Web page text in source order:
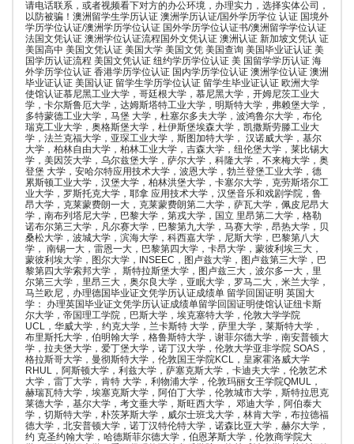
请电话联系，或者视频看下对方的办公环境，办理实力，选择实体公司，
以防被骗！澳洲留学生学历认证 澳洲学历认证/国外学历学位 认证 国境外
学历学位认证/澳洲学历学位认证 国外学历学位认证书/澳洲留学学位认证
法国文凭认证 澳洲学位认证流程国外文凭认证 澳洲认证 新加坡文凭认 证
美国高中 美国文凭认证 美国大学 美国文凭 美国查询 美国毕业证认证 美
国学历认证流程 美国文凭认证 纽约学历学位认证 美 国留学学历认证 海
外学历学位认证 香港学历学位认证 国内学历学位认证 澳洲学位认证 澳洲
毕业证认证 美国认证 留学生学历学位认证 留学生毕业证认证 欧洲大学
使馆认证慕尼黑工业大学，哥廷根大学，慕尼黑大学，开姆尼茨工业大
学，卡尔斯鲁厄大学，达姆斯塔特工业大学，明斯特大学，弗赖堡大学，
多特蒙德工业大学，马堡 大学，杜塞尔多夫大学，波鸿鲁尔大学，布伦
瑞克工业大学，奥格斯堡大学，杜伊斯堡埃森大学，凯撒斯劳滕工业大
学，法兰克福大学，亚琛工业大学，斯图加特大学， 汉诺威大学，基尔
大学，柏林自由大学，柏林工业大学，吉森大学，纽伦堡大学，莱比锡大
学，美因茨大学，乌尔兹堡大学，萨尔大学，科隆大学，不来梅大学，奥
登堡 大学，安哈尔特应用技术大学，波恩大学，勃兰登堡工业大学，德
累斯顿工业大学，汉堡大学，柏林洪堡大学，卡塞尔大学，克劳斯塔尔工
业大学，罗斯托克大学，耶拿 应用技术大学，汉堡音乐和戏剧学院，鲁
昂大学，克莱蒙费朗一大，克莱蒙费朗第二大学，萨瓦大学，佩皮尼昂大
学，南布列塔尼大学，巴黎大学，第戎大学，国立 里昂第二大学，格勒
诺布尔第三大学，凡尔赛大学，巴黎第九大学，马赛大学，昂热大学，贝
桑松大学，波城大学，滨海大学，科西嘉大学，尼斯大学，巴黎第八大
学， 南锡一大，雷恩一大，巴黎第四大学，卡昂大学，蒙彼利埃三大，
蒙彼利埃大学，图尔大学，INSEEC，图卢兹大学，图卢兹第三大学，巴
黎第四大学索邦大学， 斯特拉斯堡大学，图卢兹三大，波尔多一大，里
尔第三大学，里昂三大，奥尔良大学，亚眠大学，罗马二大，米兰大学，
马兰欧尼，办理德国毕业证文凭学历认证成绩单 留学回国证明 英国大
学： 办理英国毕业证文凭学历认证成绩单留学回国证明使馆认证纽卡斯
尔大学，帝国理工学院，巴斯大学，埃克塞特大学，伦敦大学学院
UCL，华威大学，约克大学，兰卡斯特 大学，萨里大学，莱斯特大学，
布里斯托大学，伯明翰大学，格鲁斯特大学，谢菲尔德大学，南安普顿大
学，拉夫堡大学，爱丁堡大学，诺丁汉大学，伦敦大学亚非学院 SOAS，
格拉斯哥大学，曼彻斯特大学，伦敦国王学院KCL，皇家霍洛威大学
RHUL，阿斯顿大学，利兹大学，萨塞克斯大学，卡迪夫大学，伦敦艺术
大学，雷丁大学，肯特 大学，利物浦大学，伦敦玛丽女王学院QMUL，
赫瑞瓦特大学，埃塞克斯大学，阿伯丁大学，伦敦城市大学，斯特拉思克
莱德大学，基尔大学，考文垂大学，斯旺西大学， 邓迪大学，阿伯泰大
学，切斯特大学，朴茨茅斯大学，威尔士班戈大学，林肯大学，布拉德福
德大学，北安普顿大学，诺丁汉特伦特大学，诺森比亚大学，赫尔大学，
约 克圣约翰大学，哈德斯菲尔德大学，伯恩茅斯大学，伦敦商学院大